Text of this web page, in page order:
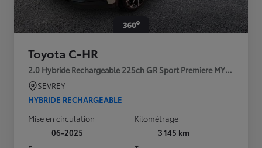
Toyota C-HR
2.0 Hybride Rechargeable 225ch GR Sport Premiere MY25
SEVREY
HYBRIDE RECHARGEABLE
Mise en circulation
06-2025
Kilométrage
3 145 km